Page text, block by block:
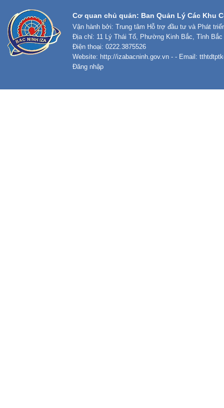
Cơ quan chủ quản: Ban Quản Lý Các Khu
Vận hành bởi: Trung tâm Hỗ trợ đầu tư và Phát
Địa chỉ: 11 Lý Thái Tổ, Phường Kinh Bắc, Tỉnh Bắc
Điện thoại: 0222.3875526
Website: http://izabacninh.gov.vn - - Email:
Đăng nhập